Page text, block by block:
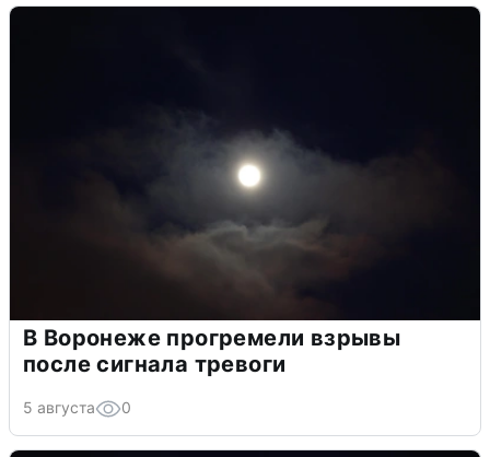
В Воронеже прогремели взрывы
после сигнала тревоги
5 августа 0